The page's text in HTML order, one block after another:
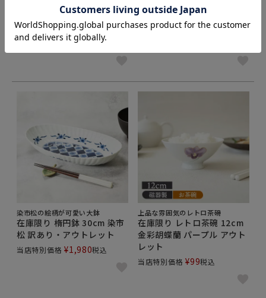
繋ぎ紋の絵柄が可愛い大鉢
在庫限り 楕円鉢 30cm 繋ぎ
紋 訳あり・アウトレット
当店特別価格 ¥1,980税込
三福丸紋の絵柄が可愛い大鉢
在庫限り 楕円鉢 30cm 三福
丸紋 訳あり・アウトレット
染市松の絵柄が可愛い大鉢
在庫限り 楕円鉢 30cm 染市
松 訳あり・アウトレット
当店特別価格 ¥1,980税込
上品な雰囲気のレトロ茶碗
在庫限り レトロ茶碗 12cm
金彩胡蝶蘭 パープル アウト
レット
当店特別価格 ¥99税込